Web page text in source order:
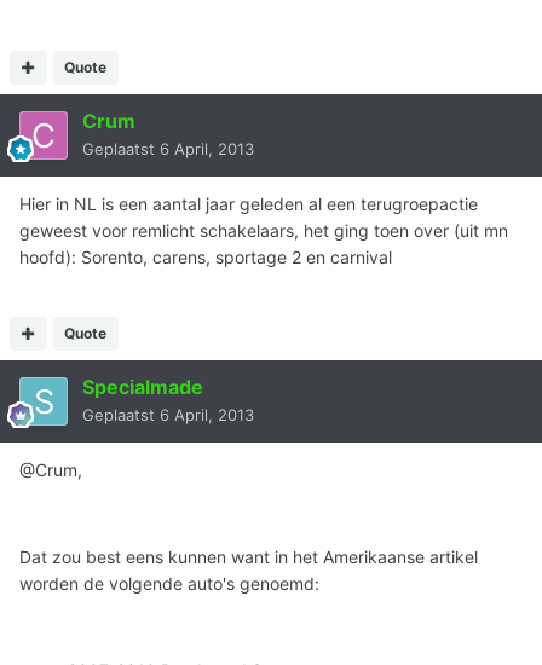
Quote
Crum
Geplaatst 6 April, 2013
Hier in NL is een aantal jaar geleden al een terugroepactie
geweest voor remlicht schakelaars, het ging toen over (uit mn
hoofd): Sorento, carens, sportage 2 en carnival
Quote
Specialmade
Geplaatst 6 April, 2013
@Crum,
Dat zou best eens kunnen want in het Amerikaanse artikel
worden de volgende auto's genoemd: